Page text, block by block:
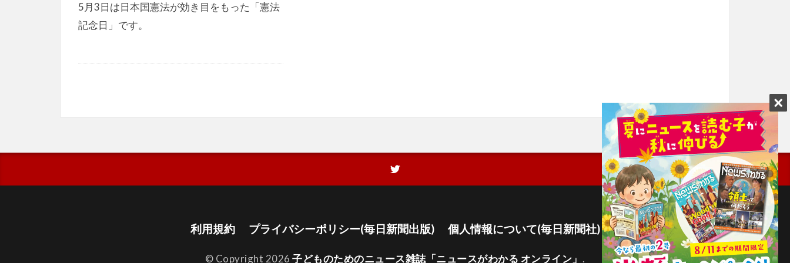
5月3日は日本国憲法が効き目をもった「憲法
記念日」です。
利用規約 プライバシーポリシー(毎日新聞出版) 個人情報について(毎日新聞社)
© Copyright 2026子どものためのニュース雑誌「ニュースがわかる オンライン」 .